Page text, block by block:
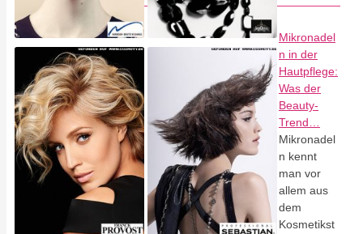
Mikronadel
n in der
Hautpflege:
Was der
Beauty-
Trend…
Mikronadel
n kennt
man vor
allem aus
dem
Kosmetikst